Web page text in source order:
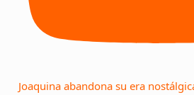
Joaquina abandona su era